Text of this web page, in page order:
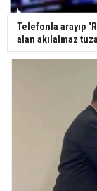
Telefonla arayıp
alan akılalmaz